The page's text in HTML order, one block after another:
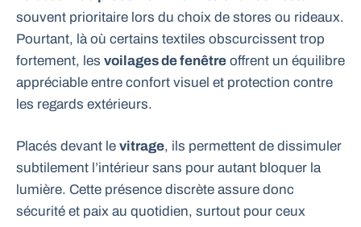
souvent prioritaire lors du choix de stores ou rideaux.
Pourtant, là où certains textiles obscurcissent trop
fortement, les voilages de fenêtre offrent un équilibre
appréciable entre confort visuel et protection contre
les regards extérieurs.
Placés devant le vitrage, ils permettent de dissimuler
subtilement l’intérieur sans pour autant bloquer la
lumière. Cette présence discrète assure donc
sécurité et paix au quotidien, surtout pour ceux